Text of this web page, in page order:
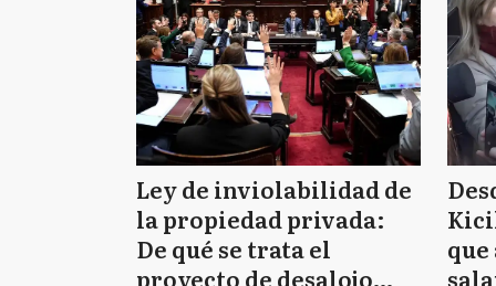
Ley de inviolabilidad de
la propiedad privada:
De qué se trata el
proyecto de desalojo